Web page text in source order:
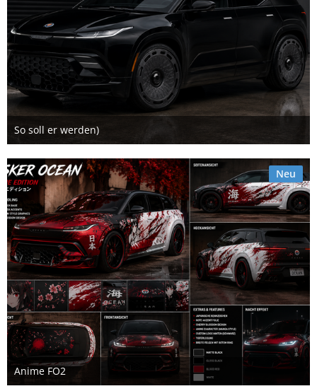
So soll er werden)
15. Juli 2026
2
Anime FO2
15. Juli 2026
Neu